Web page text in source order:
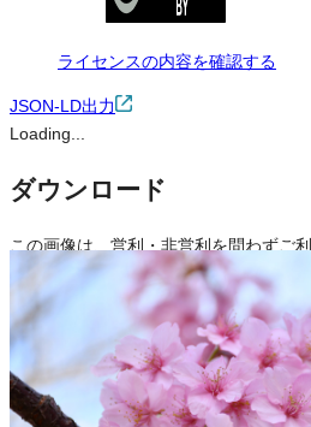
ライセンスの内容を確認する
JSON-LD出力
Loading...
ダウンロード
この画像は、営利・非営利を問わずご
グ・色変更などの改変も可能です。ク
※本サイトの 利用規約 も適用されま
営利利用
可